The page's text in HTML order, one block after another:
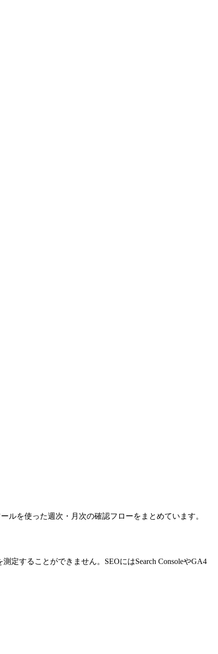
ルを使った週次・月次の確認フローをまとめています。
することができません。SEOにはSearch ConsoleやGA4